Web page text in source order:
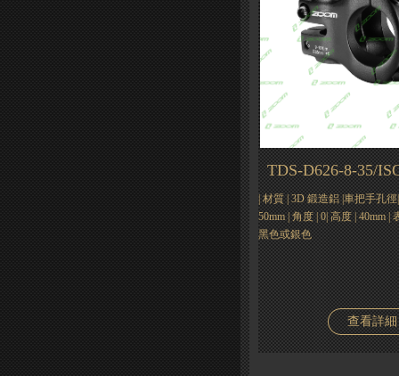
TDS-D626-8-35/
| 材質 | 3D 鍛造鋁 |車把手孔
50mm | 角度 | 0| 高度 | 40mm |
黑色或銀色
查看詳細